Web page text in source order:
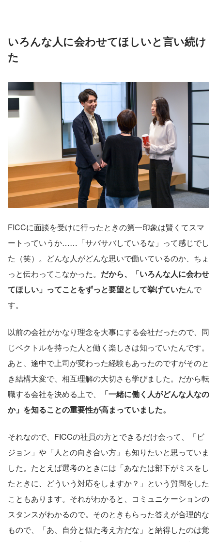
いろんな人に会わせてほしいと言い続け
た
FICCに面談を受けに行ったときの第一印象は賢くてスマ
ートっていうか……「サバサバしているな」って感じでし
た（笑）。どんな人がどんな思いで働いているのか、ちょ
っと伝わってこなかった。 だから、「いろんな人に会わせ
てほしい」ってことをずっと要望として挙げていたんで
す。
以前の会社がかなり理念を大事にする会社だったので、同
じベクトルを持った人と働く楽しさは知っていたんです。
あと、途中で上司が変わった経験もあったのですがそのと
き結構大変で、相互理解の大切さも学びました。だから転
職する会社を決める上で、
「一緒に働く人がどんな人なの
か」を知ることの重要性が高まっていました。
それなので、FICCの社員の方とできるだけ会って、「ビ
ジョン」や「人との向き合い方」も知りたいと思っていま
した。たとえば選考のときには「あなたは部下がミスをし
たときに、どういう対応をしますか？」という質問をした
こともあります。それがわかると、コミュニケーションの
スタンスがわかるので。そのときもらった答えが合理的な
もので、「あ、自分と似た考え方だな」と納得したのは覚